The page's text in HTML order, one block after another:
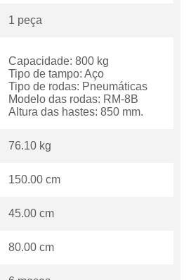
1 peça
Capacidade: 800 kg
Tipo de tampo: Aço
Tipo de rodas: Pneumáticas
Modelo das rodas: RM-8B
Altura das hastes: 850 mm.
76.10 kg
150.00 cm
45.00 cm
80.00 cm